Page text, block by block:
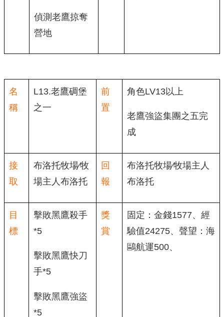
偵測老鷹掠奪
營地
名
稱
L13.老鷹碉堡
之一
前
置
角色LV13以上
老鷹強盜集團之五完
成
接
取
布洛托牧場∕牧
場主人布洛托
回
報
布洛托牧場∕牧場主人
布洛托
目
標
擊敗黑鷹殺手
*5
擊敗黑鷹快刀
手*5
擊敗黑鷹強盜
*5
獎
賞
固定：金錢1577、經
驗值24275、聲望：海
鷗航運500、